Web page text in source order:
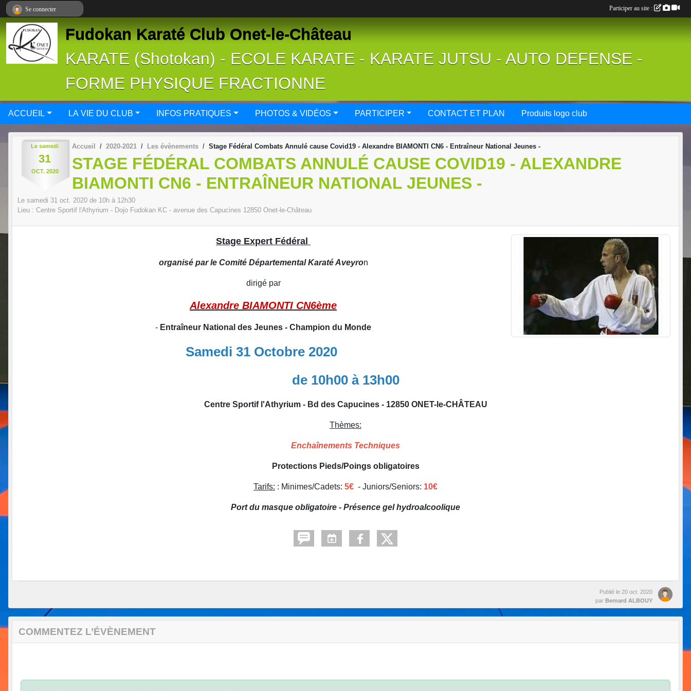
Fudokan Karaté Club Onet-le-Château
KARATE (Shotokan) - ECOLE KARATE - KARATE JUTSU - AUTO DEFENSE -
FORME PHYSIQUE FRACTIONNE
ACCUEIL LA VIE DU CLUB INFOS PRATIQUES PHOTOS & VIDÉOS PARTICIPER CONTACT ET PLAN Produits logo club
Le samedi
31
OCT. 2020
Accueil 2020-2021 Les évènements Stage Fédéral Combats Annulé cause Covid19 - Alexandre BIAMONTI CN6 - Entraîneur National Jeunes -
STAGE FÉDÉRAL COMBATS ANNULÉ CAUSE COVID19 - ALEXANDRE
BIAMONTI CN6 - ENTRAÎNEUR NATIONAL JEUNES -
Le samedi 31 oct. 2020 de 10h à 12h30
Lieu : Centre Sportif l'Athyrium - Dojo Fudokan KC - avenue des Capucines 12850 Onet-le-Château
Stage Expert Fédéral
organisé par le Comité Départemental Karaté Aveyron
dirigé par
Alexandre BIAMONTI CN6ème
- Entraîneur National des Jeunes - Champion du Monde
Samedi 31 Octobre 2020
de 10h00 à 13h00
Centre Sportif l'Athyrium - Bd des Capucines - 12850 ONET-le-CHÂTEAU
Thèmes:
Enchaînements Techniques
Protections Pieds/Poings obligatoires
Tarifs: : Minimes/Cadets: 5€ - Juniors/Seniors: 10€
Port du masque obligatoire - Présence gel hydroalcoolique
Publié le 20 oct. 2020
par Bernard ALBOUY
COMMENTEZ L’ÉVÈNEMENT
Se connecter Participer au site :
Panneau de gestion des cookies